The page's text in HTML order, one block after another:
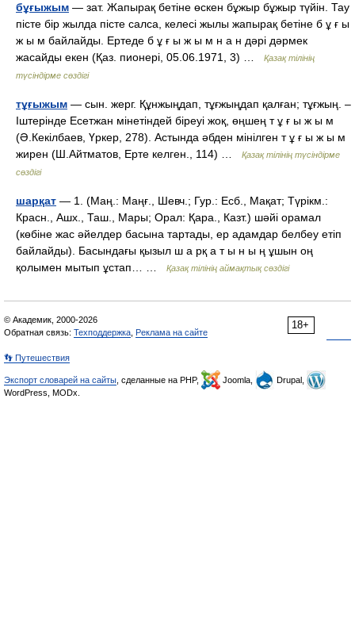
бұғыжым — зат. Жапырақ бетіне өскен бұжыр бұжыр түйін. Тау
пісте бір жылда пісте салса, келесі жылы жапырақ бетіне б ұ ғ ы
ж ы м байлайды. Ертеде б ұ ғ ы ж ы м н а н дәрі дәрмек
жасайды екен (Қаз. пионері, 05.06.1971, 3) …
Қазақ тілінің
түсіндірме сөздігі
тұғыжым — сын. жерг. Құнжыңдап, тұғжыңдап қалған; тұғжың. –
Іштерінде Есетжан мінетіндей біреуі жоқ, өңшең т ұ ғ ы ж ы м
(Ә.Кекілбаев, Үркер, 278). Астында әбден мінілген т ұ ғ ы ж ы м
жирен (Ш.Айтматов, Ерте келген., 114) …
Қазақ тілінің түсіндірме
сөздігі
шарқат — 1. (Маң.: Маңғ., Шевч.; Гур.: Есб., Мақат; Түрікм.:
Красн., Ашх., Таш., Мары; Орал: Қара., Казт.) шәйі орамал
(көбіне жас әйелдер басына тартады, ер адамдар белбеу етіп
байлайды). Басындағы қызыл ш а рқ а т ы н ы ң ұшын оң
қолымен мытып ұстап… …
Қазақ тілінің аймақтық сөздігі
18+
© Академик, 2000-2026
Обратная связь: Техподдержка Реклама на сайте
👣 Путешествия
Экспорт словарей на сайты , сделанные на PHP, Joomla,
Drupal,
WordPress, MODx.